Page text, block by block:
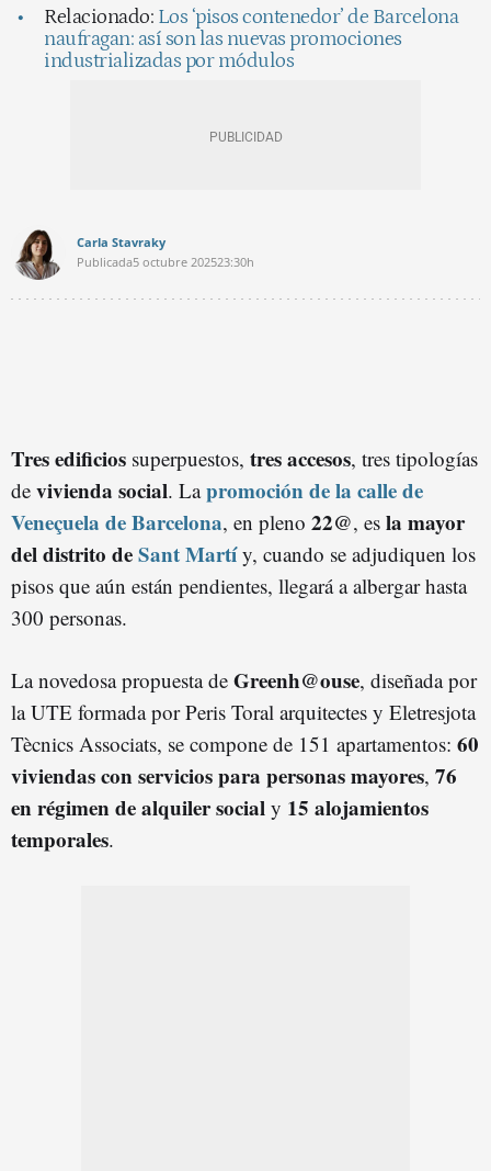
Relacionado: Los ‘pisos contenedor’ de Barcelona
naufragan: así son las nuevas promociones
industrializadas por módulos
Carla Stavraky
Publicada5 octubre 202523:30h
Tres edificios superpuestos, tres accesos, tres tipologías
de vivienda social. Lapromoción de la calle de
Veneçuela de Barcelona, en pleno 22@, es la mayor
del distrito deSant Martíy, cuando se adjudiquen los
pisos que aún están pendientes, llegará a albergar hasta
300 personas.
La novedosa propuesta de Greenh@ouse, diseñada por
la UTE formada por Peris Toral arquitectes y Eletresjota
Tècnics Associats, se compone de 151 apartamentos: 60
viviendas con servicios para personas mayores, 76
en régimen de alquiler social y 15 alojamientos
temporales.